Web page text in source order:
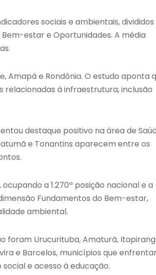
sociais e ambientais, divididos
estar e Oportunidades. A média
Amapá e Rondônia. O estudo aponta
relacionadas à infraestrutura, inclusão
destaque positivo na área de
e Tonantins aparecem entre os
a 1.270ª posição nacional e a
Fundamentos do Bem-estar,
ambiental.
foram Urucurituba, Amaturá,
e Barcelos, municípios que
e acesso à educação.